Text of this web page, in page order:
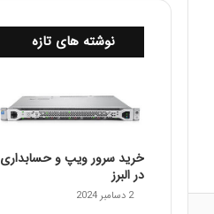
نوشته های تازه
خرید سرور ویپ و حسابداری
در البرز
2 دسامبر 2024